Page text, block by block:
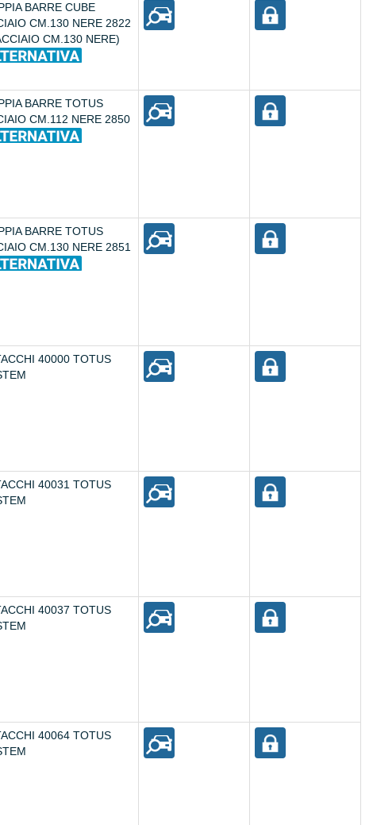
BARRE CUBE
CM.130 NERE 2822
CM.130 NERE)
BARRE TOTUS
CM.112 NERE 2850
BARRE TOTUS
CM.130 NERE 2851
40000 TOTUS
40031 TOTUS
40037 TOTUS
40064 TOTUS